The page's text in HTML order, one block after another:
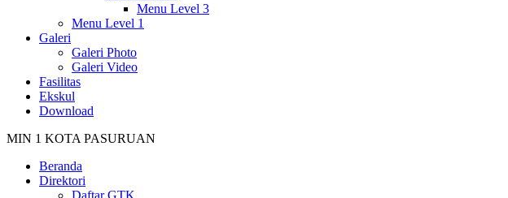
Menu Level 3
Menu Level 1
Galeri
Galeri Photo
Galeri Video
Fasilitas
Ekskul
Download
MIN 1 KOTA PASURUAN
Beranda
Direktori
Daftar GTK